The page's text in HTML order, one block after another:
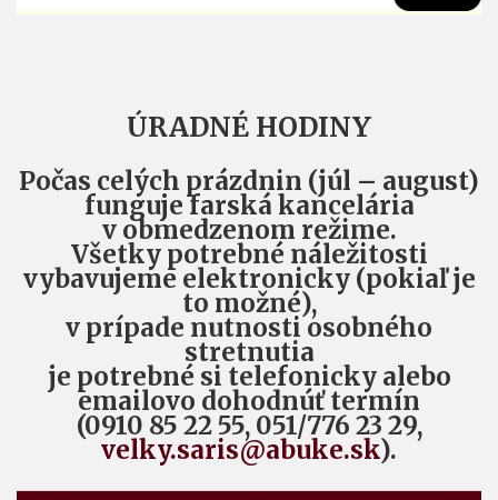
ÚRADNÉ HODINY
Počas celých prázdnin (júl – august)
funguje farská kancelária
v obmedzenom režime.
Všetky potrebné náležitosti
vybavujeme elektronicky (pokiaľ je
to možné),
v prípade nutnosti osobného
stretnutia
je potrebné si telefonicky alebo
emailovo dohodnúť termín
(0910 85 22 55, 051/776 23 29,
velky.saris@abuke.sk).